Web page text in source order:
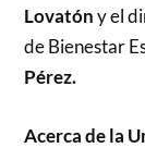
Lovatóny el
de Bienestar
Pérez.
Acerca de la